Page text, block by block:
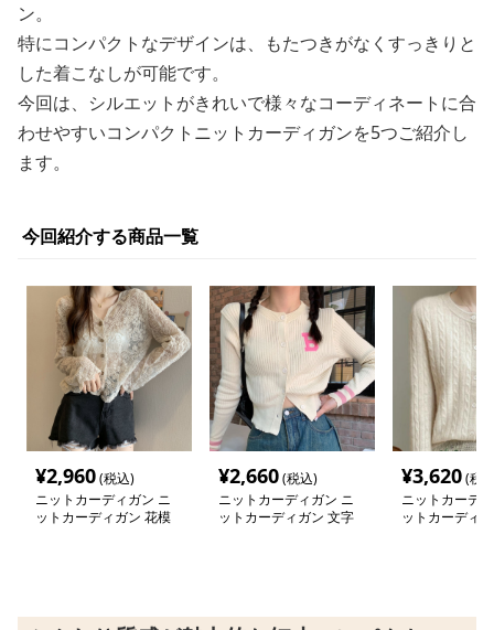
ン。
特にコンパクトなデザインは、もたつきがなくすっきりと
した着こなしが可能です。
今回は、シルエットがきれいで様々なコーディネートに合
わせやすいコンパクトニットカーディガンを5つご紹介し
ます。
今回紹介する商品一覧
¥2,960(税込)
ニットカーディガン ニ
ットカーディガン 花模
¥2,660(税込)
ニットカーディガン ニ
ットカーディガン 文字
¥3,620(税
ニットカーデ
ットカーディ